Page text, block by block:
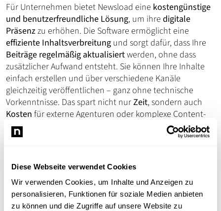
Diese Webseite verwendet Cookies
Wir verwenden Cookies, um Inhalte und Anzeigen zu
personalisieren, Funktionen für soziale Medien anbieten
zu können und die Zugriffe auf unsere Website zu
Für Unternehmen bietet Newsload eine kostengünstige
und benutzerfreundliche Lösung, um ihre digitale
Präsenzzu erhöhen. Die Software ermöglicht eine
effiziente Inhaltsverbreitung und sorgt dafür, dass Ihre
Beiträge regelmäßig aktualisiertwerden, ohne dass
zusätzlicher Aufwand entsteht. Sie können Ihre Inhalte
einfach erstellen und über verschiedene Kanäle
gleichzeitig veröffentlichen – ganz ohne technische
Vorkenntnisse. Das spart nicht nurZeit, sondern auch
Kosten für externe Agenturen oder komplexe Content-
Management-Systeme.
ideale Lösung, um ihreMitglieder zu informieren
ihredigitale Kommunikationzu optimieren. Sie können
Veranstaltungen, Neuigkeiten und Angebote einfach
teilen, den Austausch fördern und die Sichtbarkeit